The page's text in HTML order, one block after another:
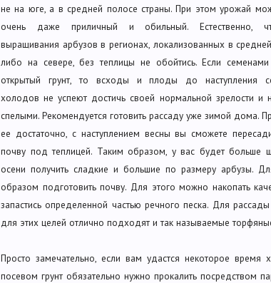
не на юге, а в средней полосе страны. При этом урожай
очень даже приличный и обильный. Естественно,
выращивания арбузов в регионах, локализованных в
либо на севере, без теплицы не обойтись. Если семенами
открытый грунт, то всходы и плоды до наступления
холодов не успеют достичь своей нормальной зрелости и
спелыми. Рекомендуется готовить рассаду уже зимой дома.
ее достаточно, с наступлением весны вы сможете
почву под теплицей. Таким образом, у вас будет больше
осени получить сладкие и большие по размеру арбузы.
образом подготовить почву. Для этого можно накопать
запастись определенной частью речного песка. Для
для этих целей отлично подходят и так называемые
Просто замечательно, если вам удастся некоторое
посевом грунт обязательно нужно прокалить посредством